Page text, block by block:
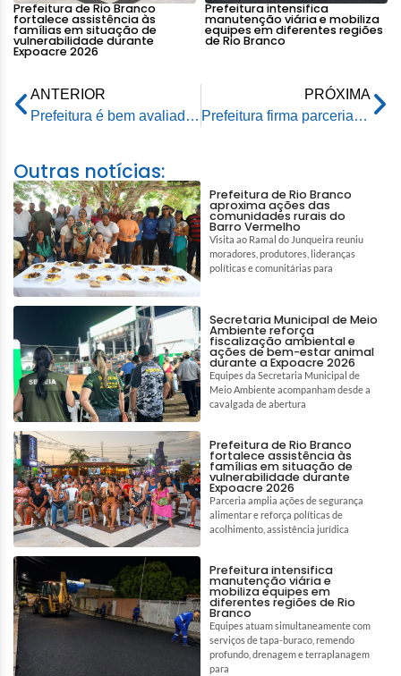
Prefeitura de Rio Branco
fortalece assistência às
famílias em situação de
vulnerabilidade durante
Expoacre 2026
Prefeitura intensifica
manutenção viária e mobiliza
equipes em diferentes regiões
de Rio Branco
ANTERIOR
Prefeitura é bem avaliada por líderes comunitários por fazer boa gestão na limpeza da cidade
PRÓXIMA
Prefeitura firma parceria com a Uninorte para oferta de atendimento ambulatorial
Outras notícias:
Prefeitura de Rio Branco
aproxima ações das
comunidades rurais do
Barro Vermelho
Visita ao Ramal do Junqueira reuniu
moradores, produtores, lideranças
políticas e comunitárias para
Secretaria Municipal de Meio
Ambiente reforça
fiscalização ambiental e
ações de bem-estar animal
durante a Expoacre 2026
Equipes da Secretaria Municipal de
Meio Ambiente acompanham desde a
cavalgada de abertura
Prefeitura de Rio Branco
fortalece assistência às
famílias em situação de
vulnerabilidade durante
Expoacre 2026
Parceria amplia ações de segurança
alimentar e reforça políticas de
acolhimento, assistência jurídica
Prefeitura intensifica
manutenção viária e
mobiliza equipes em
diferentes regiões de Rio
Branco
Equipes atuam simultaneamente com
serviços de tapa-buraco, remendo
profundo, drenagem e terraplanagem
para